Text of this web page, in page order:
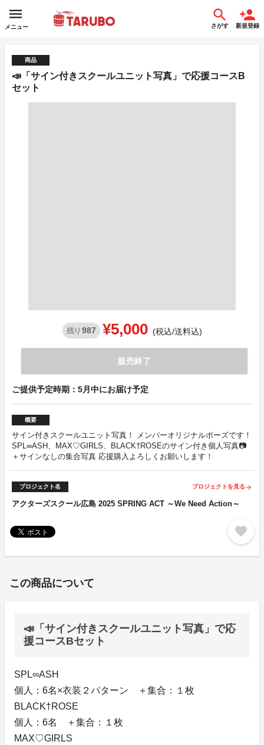
メニュー さがす 新規登録
商品
📣「サイン付きスクールユニット写真」で応援コースB
セット
残り 987 ¥5,000 (税込/送料込)
販売終了
ご提供予定時期：5月中にお届け予定
概要
サイン付きスクールユニット写真！ メンバーオリジナルポーズです！
SPL∞ASH、MAX♡GIRLS、BLACK†ROSEのサイン付き個人写真📷
＋サインなしの集合写真 応援購入よろしくお願いします！
プロジェクト名 プロジェクトを見る arrow_forward
アクターズスクール広島 2025 SPRING ACT ～We Need Action～
favorite
この商品について
📣「サイン付きスクールユニット写真」で応
援コースBセット
SPL∞ASH
個人：6名×衣装２パターン ＋集合：１枚
BLACK†ROSE
個人：6名 ＋集合：１枚
MAX♡GIRLS